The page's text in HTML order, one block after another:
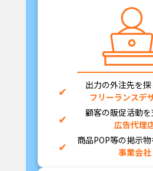
出力の外注先を
フリーランスデ
顧客の販促活動
広告代理
商品POP等の掲示
事業会社